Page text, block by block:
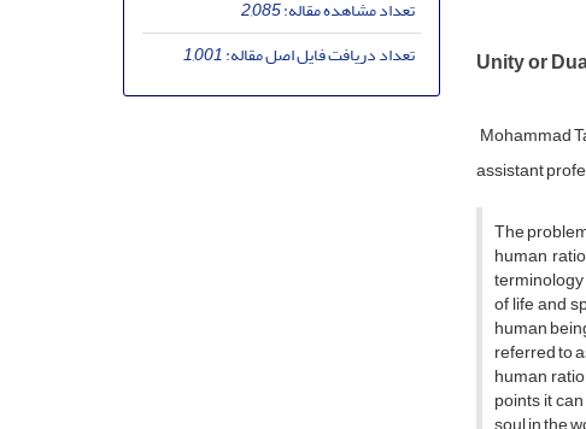
Unity or
Mohammad
assistant
The
human
of life and
human
referred to
human
points it
تعداد مشاهده مقاله:2,085
تعداد دریافت فایل اصل مقاله:1,001